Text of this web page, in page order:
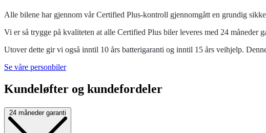
Alle bilene har gjennom vår Certified Plus-kontroll gjennomgått en grundig
Vi er så trygge på kvaliteten at alle Certified Plus biler leveres med 24 måneder
Utover dette gir vi også inntil 10 års batterigaranti og inntil 15 års veihjelp.
Se våre personbiler
Kundeløfter og kundefordeler
24 måneder garanti